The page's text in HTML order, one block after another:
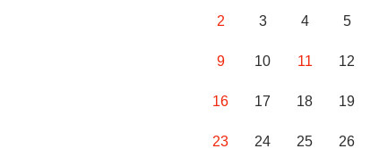
2 3 4 5
9 10 11 12
16 17 18 19
23 24 25 26